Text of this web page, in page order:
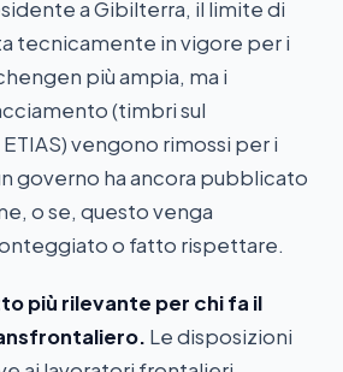
a Gibilterra, il limite di
tecnicamente in vigore per i
più ampia, ma i
(timbri sul
vengono rimossi per i
governo ha ancora pubblicato
o se, questo venga
o fatto rispettare.
più rilevante per chi fa il
Le disposizioni